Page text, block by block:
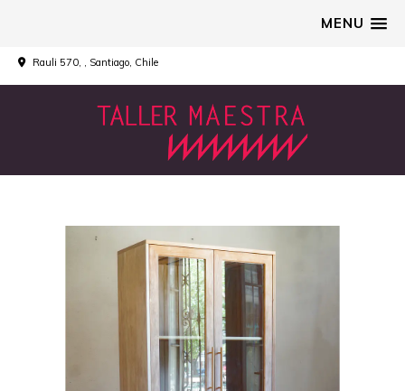
MENU
Rauli 570, , Santiago, Chile